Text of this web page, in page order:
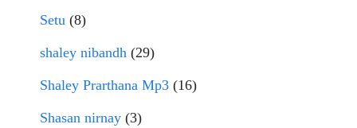
Setu (8)
shaley nibandh (29)
Shaley Prarthana Mp3 (16)
Shasan nirnay (3)